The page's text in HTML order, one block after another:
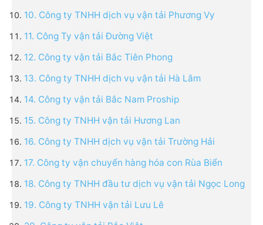
10. Công ty TNHH dịch vụ vận tải Phương Vy
11. Công Ty vận tải Đường Việt
12. Công ty vận tải Bắc Tiên Phong
13. Công ty TNHH dịch vụ vận tải Hà Lâm
14. Công ty vận tải Bắc Nam Proship
15. Công ty TNHH vận tải Hương Lan
16. Công ty TNHH dịch vụ vận tải Trường Hải
17. Công ty vận chuyển hàng hóa con Rùa Biển
18. Công ty TNHH đầu tư dịch vụ vận tải Ngọc Long
19. Công ty TNHH vận tải Lưu Lê